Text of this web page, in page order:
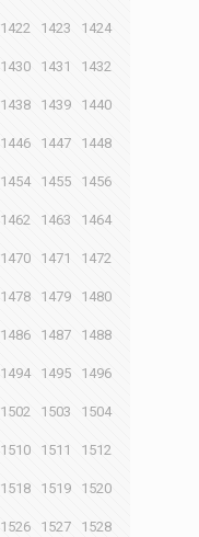
1422 1423 1424
1430 1431 1432
1438 1439 1440
1446 1447 1448
1454 1455 1456
1462 1463 1464
1470 1471 1472
1478 1479 1480
1486 1487 1488
1494 1495 1496
1502 1503 1504
1510 1511 1512
1518 1519 1520
1526 1527 1528